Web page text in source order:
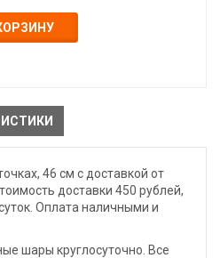
46 см с доставкой от
доставки 450 рублей,
Оплата наличными и
шары круглосуточно. Все